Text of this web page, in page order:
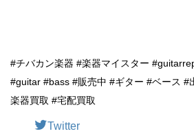
#チバカン楽器 #楽器マイスター
#guitar #bass #販売中 #ギター #ベース #
楽器買取 #宅配買取
Twitter